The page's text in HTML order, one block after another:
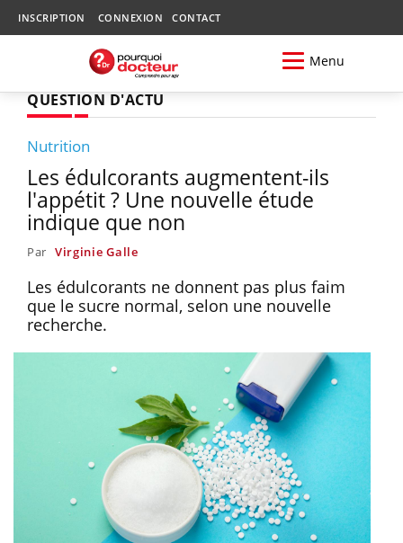
INSCRIPTION CONNEXION CONTACT
Menu
QUESTION D'ACTU
Nutrition
Les édulcorants augmentent-ils
l'appétit ? Une nouvelle étude
indique que non
Par Virginie Galle
Les édulcorants ne donnent pas plus faim
que le sucre normal, selon une nouvelle
recherche.